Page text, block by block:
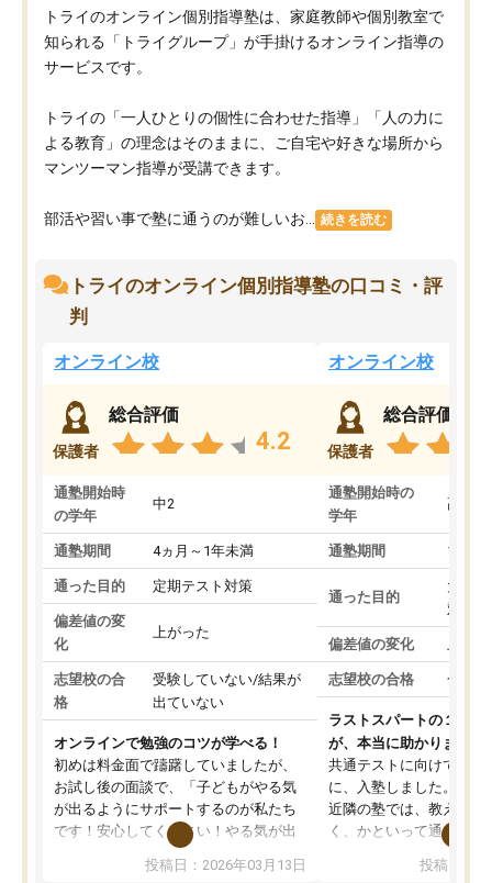
トライのオンライン個別指導塾は、家庭教師や個別教室で
知られる「トライグループ」が手掛けるオンライン指導の
サービスです。
トライの「一人ひとりの個性に合わせた指導」「人の力に
よる教育」の理念はそのままに、ご自宅や好きな場所から
マンツーマン指導が受講できます。
部活や習い事で塾に通うのが難しいお... 続きを読む
トライのオンライン個別指導塾の口コミ・評
判
オンライン校
保護者
総合評価
4.2
通塾開始時
の学年
中2
通塾期間 4ヵ月～1年未満
通った目的 定期テスト対策
偏差値の変
化
上がった
志望校の合
格
受験していない/結果が
出ていない
オンラインで勉強のコツが学べる！
初めは料金面で躊躇していましたが、
お試し後の面談で、「子どもがやる気
が出るようにサポートするのが私たち
です！安心してください！やる気が出
ないのは私たち講師の責任です」と言
ってくださり、確かに！と考えて、思
投稿日：2026年03月13日
オンライン校
保護者
総合評価
通塾開始時の
学年
高3
通塾期間 1～3
通った目的
大学
対策
偏差値の変化 上が
志望校の合格 合格
ラストスパートの１か月
が、本当に助かりました
共通テストに向けての追
に、入塾しました。田舎
近隣の塾では、教えても
く、かといって通うには
可能なので本当に助か
投稿日：